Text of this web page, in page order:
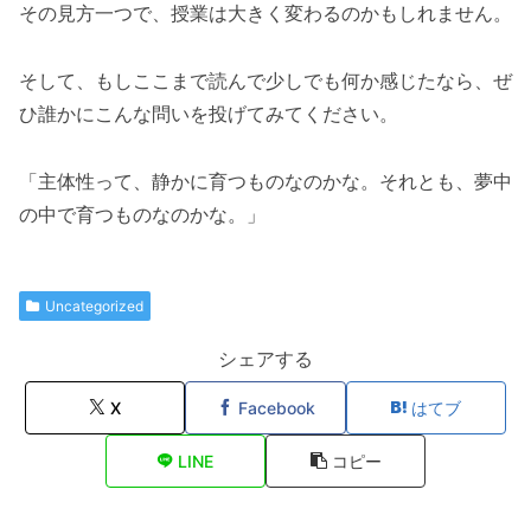
その見方一つで、授業は大きく変わるのかもしれません。
そして、もしここまで読んで少しでも何か感じたなら、ぜ
ひ誰かにこんな問いを投げてみてください。
「主体性って、静かに育つものなのかな。それとも、夢中
の中で育つものなのかな。」
Uncategorized
シェアする
X Facebook はてブ
LINE コピー